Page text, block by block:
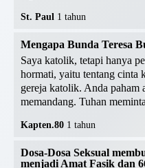
St. Paul 1 tahun
Mengapa Bunda Teresa
Saya katolik, tetapi hanya
hormati, yaitu tentang cinta
gereja katolik. Anda paham
memandang. Tuhan
Kapten.80 1 tahun
Dosa-Dosa Seksual
menjadi Amat Fasik dan